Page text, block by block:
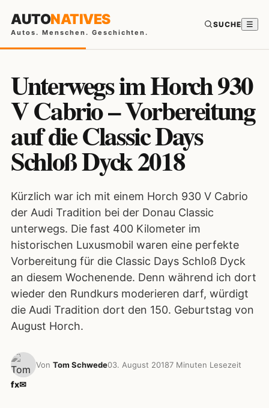
AUTONATIVES
Autos. Menschen. Geschichten.
SUCHE ☰
Unterwegs im Horch 930
V Cabrio – Vorbereitung
auf die Classic Days
Schloß Dyck 2018
Kürzlich war ich mit einem Horch 930 V Cabrio
der Audi Tradition bei der Donau Classic
unterwegs. Die fast 400 Kilometer im
historischen Luxusmobil waren eine perfekte
Vorbereitung für die Classic Days Schloß Dyck
an diesem Wochenende. Denn während ich dort
wieder den Rundkurs moderieren darf, würdigt
die Audi Tradition dort den 150. Geburtstag von
August Horch.
Von Tom Schwede03. August 20187 Minuten Lesezeit
fx✉